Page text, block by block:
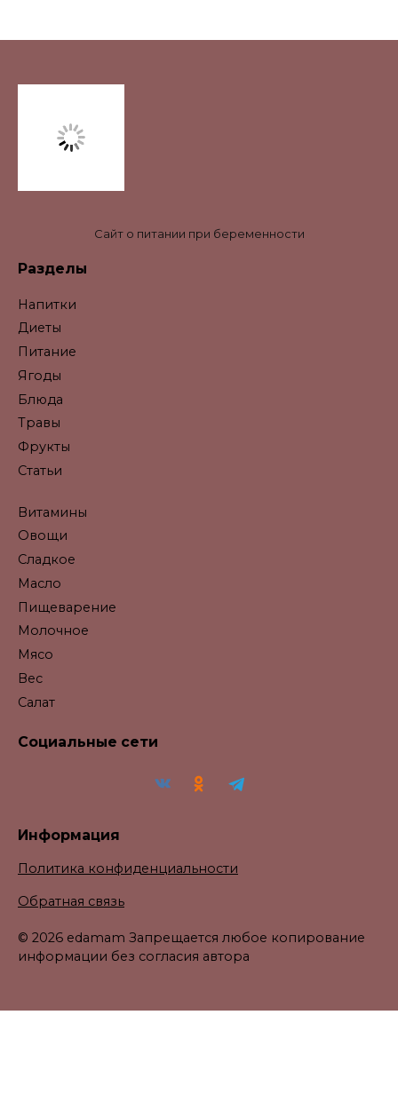
Сайт о питании при беременности
Разделы
Напитки
Диеты
Питание
Ягоды
Блюда
Травы
Фрукты
Статьи
Витамины
Овощи
Сладкое
Масло
Пищеварение
Молочное
Мясо
Вес
Салат
Социальные сети
Информация
Политика конфиденциальности
Обратная связь
© 2026 edamam Запрещается любое копирование
информации без согласия автора